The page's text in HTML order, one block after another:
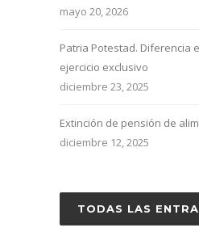
mayo 20, 2026
Patria Potestad. Diferencia
ejercicio exclusivo
diciembre 23, 2025
Extinción de pensión de
diciembre 12, 2025
TODAS LAS